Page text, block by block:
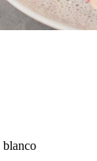
blanco